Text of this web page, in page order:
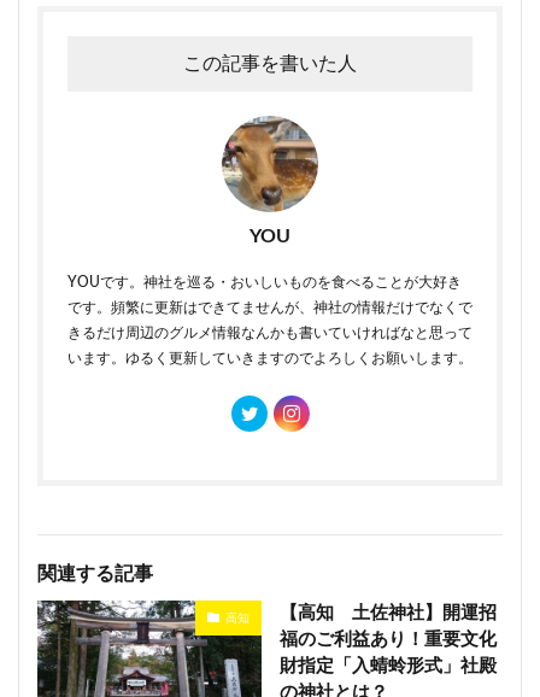
この記事を書いた人
YOU
YOUです。神社を巡る・おいしいものを食べることが大好き
です。頻繁に更新はできてませんが、神社の情報だけでなくで
きるだけ周辺のグルメ情報なんかも書いていければなと思って
います。ゆるく更新していきますのでよろしくお願いします。
関連する記事
高知
【高知 土佐神社】開運招
福のご利益あり！重要文化
財指定「入蜻蛉形式」社殿
の神社とは？